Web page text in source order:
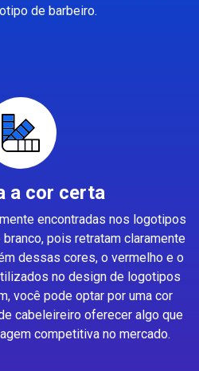
de barbeiro.
a cor certa
encontradas nos logotipos
pois retratam claramente
dessas cores, o vermelho e o
no design de logotipos
você pode optar por uma cor
cabeleireiro oferecer algo que
competitiva no mercado.